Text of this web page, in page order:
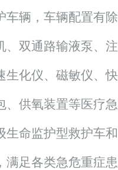
车辆，车辆配置有
、双通路输液泵、
生化仪、磁敏仪、
、供氧装置等医疗
生命监护型救护车
满足各类急危重症